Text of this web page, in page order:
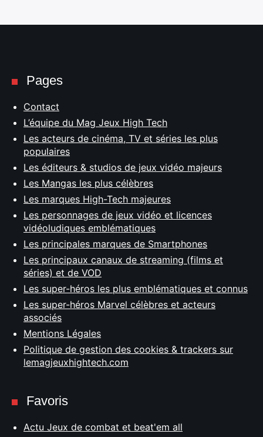
Pages
Contact
L’équipe du Mag Jeux High Tech
Les acteurs de cinéma, TV et séries les plus
populaires
Les éditeurs & studios de jeux vidéo majeurs
Les Mangas les plus célèbres
Les marques High-Tech majeures
Les personnages de jeux vidéo et licences
vidéoludiques emblématiques
Les principales marques de Smartphones
Les principaux canaux de streaming (films et
séries) et de VOD
Les super-héros les plus emblématiques et connus
Les super-héros Marvel célèbres et acteurs
associés
Mentions Légales
Politique de gestion des cookies & trackers sur
lemagjeuxhightech.com
Favoris
Actu Jeux de combat et beat'em all